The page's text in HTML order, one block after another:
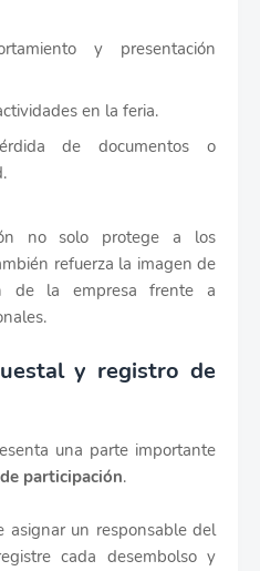
y presentación
en la feria.
de documentos o
no solo protege a los
refuerza la imagen de
de la empresa frente a
y registro de
una parte importante
participación.
asignar un responsable del
cada desembolso y